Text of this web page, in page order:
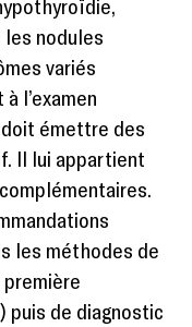
les nodules
variés
l’examen
émettre des
Il lui appartient
les méthodes de
puis de diagnostic